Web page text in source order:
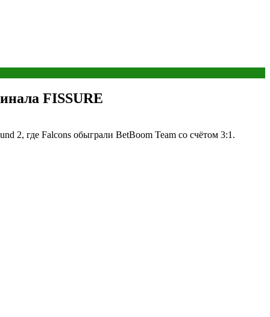
FISSURE
2, где Falcons обыграли BetBoom Team со счётом 3:1.